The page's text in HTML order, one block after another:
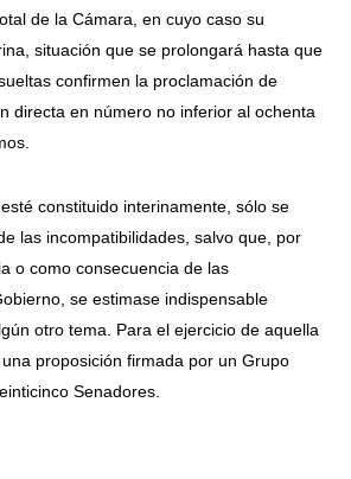
de la Cámara, en cuyo caso su
situación que se prolongará hasta que
confirmen la proclamación de
directa en número no inferior al ochenta
constituido interinamente, sólo se
las incompatibilidades, salvo que, por
o como consecuencia de las
se estimase indispensable
otro tema. Para el ejercicio de aquella
proposición firmada por un Grupo
Senadores.